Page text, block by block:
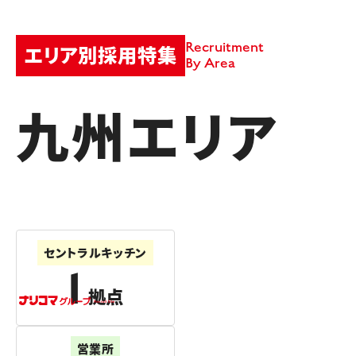
エリア別採用特集 Recruitment
By Area
九州エリア
セントラルキッチン
1 拠点
営業所